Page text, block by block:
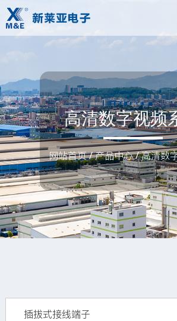
高清数字视频
网站首页/产品中心/高清数
插拔式接线端子